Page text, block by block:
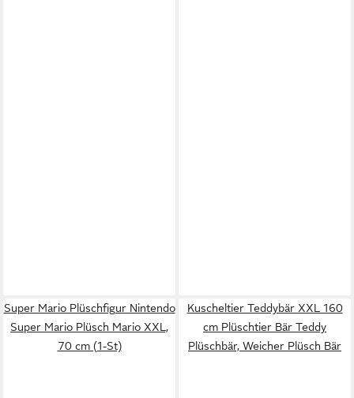
Super Mario Plüschfigur Nintendo
Super Mario Plüsch Mario XXL,
70 cm (1-St)
Kuscheltier Teddybär XXL 160
cm Plüschtier Bär Teddy
Plüschbär, Weicher Plüsch Bär